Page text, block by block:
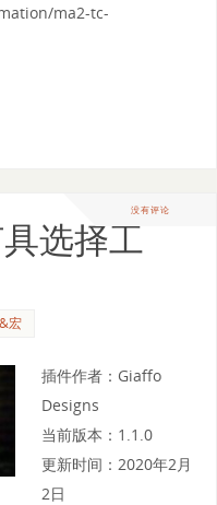
ma2-tc-
没有评论
具选择工
宏
插件作者：Giaffo
Designs
当前版本：1.1.0
更新时间：2020年2月
2日